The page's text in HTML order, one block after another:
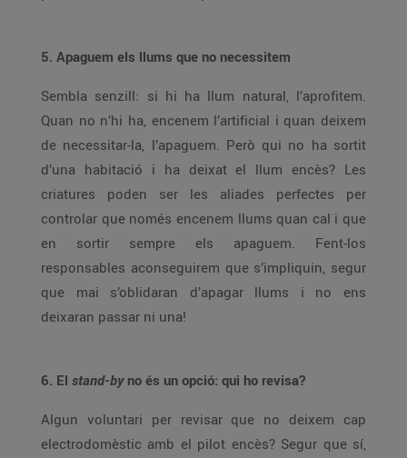
5. Apaguem els llums que no necessitem
Sembla senzill: si hi ha llum natural, l’aprofitem.
Quan no n’hi ha, encenem l’artificial i quan deixem
de necessitar-la, l’apaguem. Però qui no ha sortit
d’una habitació i ha deixat el llum encès? Les
criatures poden ser les aliades perfectes per
controlar que només encenem llums quan cal i que
en sortir sempre els apaguem. Fent-los
responsables aconseguirem que s’impliquin, segur
que mai s’oblidaran d’apagar llums i no ens
deixaran passar ni una!
6. El stand-by no és un opció: qui ho revisa?
Algun voluntari per revisar que no deixem cap
electrodomèstic amb el pilot encès? Segur que sí,